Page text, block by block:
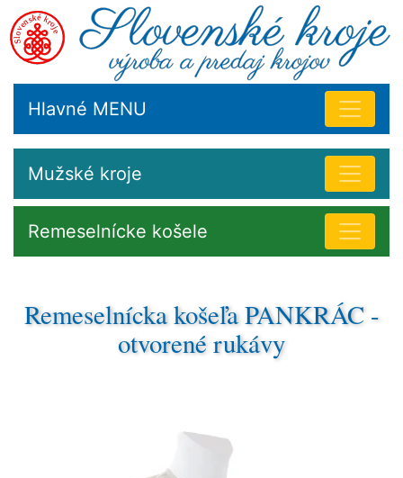
Hlavné MENU
Mužské kroje
Remeselnícke košele
Remeselnícka košeľa PANKRÁC -
otvorené rukávy
Kroj - pracovný odev mužov